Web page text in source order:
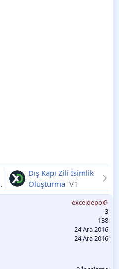
Dış Kapı Zili İsimlik
Oluşturma V1
exceldepo
3
138
24 Ara 2016
24 Ara 2016